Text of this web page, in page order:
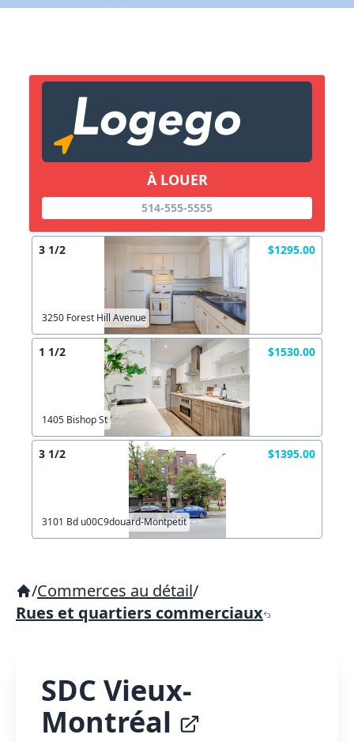
À LOUER
514-555-5555
3 1/2 $1295.00
3250 Forest Hill Avenue
1 1/2 $1530.00
1405 Bishop St
3 1/2 $1395.00
3101 Bd u00C9douard-Montpetit
/Commerces au détail/
Rues et quartiers commerciaux
SDC Vieux-
Montréal
Lien vers inscription (sera inclus dans courriel)
Copier lien
X Fermer
X Fermer